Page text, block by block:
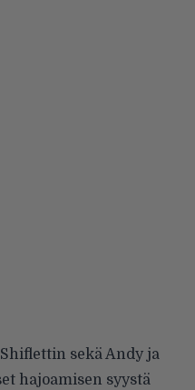
sekä Andy ja
hajoamisen syystä